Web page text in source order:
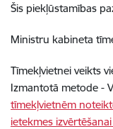
Šis piekļūstamības
Ministru kabineta
Tīmekļvietnei veikts
Izmantotā metode -
tīmekļvietnēm
ietekmes